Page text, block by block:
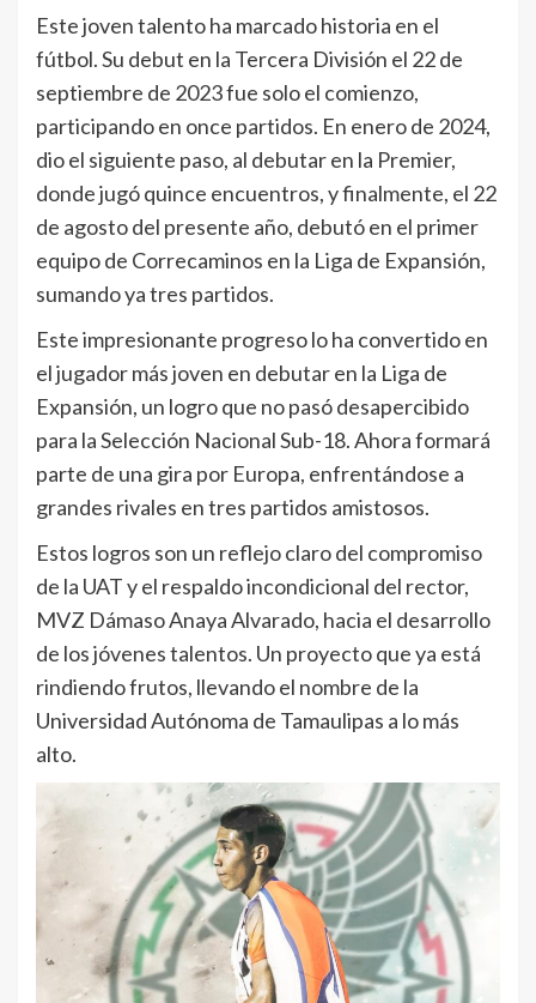
Este joven talento ha marcado historia en el
fútbol. Su debut en la Tercera División el 22 de
septiembre de 2023 fue solo el comienzo,
participando en once partidos. En enero de 2024,
dio el siguiente paso, al debutar en la Premier,
donde jugó quince encuentros, y finalmente, el 22
de agosto del presente año, debutó en el primer
equipo de Correcaminos en la Liga de Expansión,
sumando ya tres partidos.
Este impresionante progreso lo ha convertido en
el jugador más joven en debutar en la Liga de
Expansión, un logro que no pasó desapercibido
para la Selección Nacional Sub-18. Ahora formará
parte de una gira por Europa, enfrentándose a
grandes rivales en tres partidos amistosos.
Estos logros son un reflejo claro del compromiso
de la UAT y el respaldo incondicional del rector,
MVZ Dámaso Anaya Alvarado, hacia el desarrollo
de los jóvenes talentos. Un proyecto que ya está
rindiendo frutos, llevando el nombre de la
Universidad Autónoma de Tamaulipas a lo más
alto.